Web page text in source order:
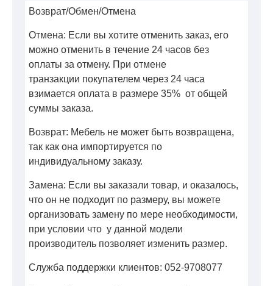
Возврат/Обмен/Отмена
Отмена: Если вы хотите отменить заказ, его
можно отменить в течение 24 часов без
оплаты за отмену. При отмене
транзакции покупателем через 24 часа
взимается оплата в размере 35% от общей
суммы заказа.
Возврат: Мебель не может быть возвращена,
так как она импортируется по
индивидуальному заказу.
Замена: Если вы заказали товар, и оказалось,
что он не подходит по размеру, вы можете
организовать замену по мере необходимости,
при условии что у данной модели
производитель позволяет изменить размер.
Служба поддержки клиентов: 052-9708077